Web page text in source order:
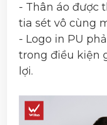
- Thân áo được
tia sét vô cùng
- Logo in PU
trong điều kiện
lợi.